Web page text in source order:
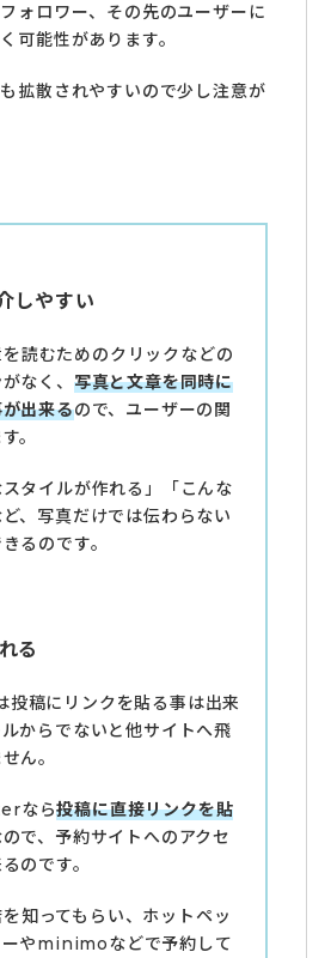
ォロワー、その先のユーザーに
可能性があります。
拡散されやすいので少し注意が
しやすい
読むためのクリックなどの
なく、 写真と文章を同時に
出来るので、ユーザーの関
。
スタイルが作れる」「こんな
、写真だけでは伝わらない
るのです。
る
稿にリンクを貼る事は出来
からでないと他サイトへ飛
ん。
なら投稿に直接リンクを貼
で、予約サイトへのアクセ
のです。
知ってもらい、ホットペッ
ーやminimoなどで予約して